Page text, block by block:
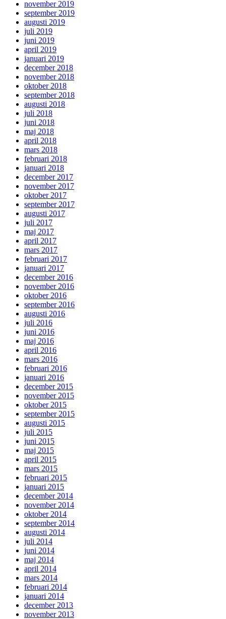
november 2019
september 2019
augusti 2019
juli 2019
juni 2019
april 2019
januari 2019
december 2018
november 2018
oktober 2018
september 2018
augusti 2018
juli 2018
juni 2018
maj 2018
april 2018
mars 2018
februari 2018
januari 2018
december 2017
november 2017
oktober 2017
september 2017
augusti 2017
juli 2017
maj 2017
april 2017
mars 2017
februari 2017
januari 2017
december 2016
november 2016
oktober 2016
september 2016
augusti 2016
juli 2016
juni 2016
maj 2016
april 2016
mars 2016
februari 2016
januari 2016
december 2015
november 2015
oktober 2015
september 2015
augusti 2015
juli 2015
juni 2015
maj 2015
april 2015
mars 2015
februari 2015
januari 2015
december 2014
november 2014
oktober 2014
september 2014
augusti 2014
juli 2014
juni 2014
maj 2014
april 2014
mars 2014
februari 2014
januari 2014
december 2013
november 2013